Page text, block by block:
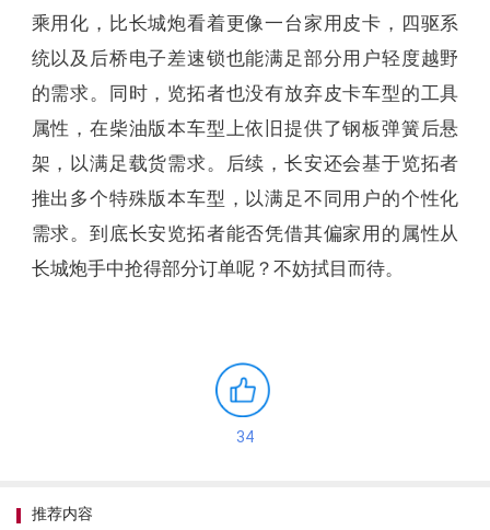
乘用化，比长城炮看着更像一台家用皮卡，四驱系
统以及后桥电子差速锁也能满足部分用户轻度越野
的需求。同时，览拓者也没有放弃皮卡车型的工具
属性，在柴油版本车型上依旧提供了钢板弹簧后悬
架，以满足载货需求。后续，长安还会基于览拓者
推出多个特殊版本车型，以满足不同用户的个性化
需求。到底长安览拓者能否凭借其偏家用的属性从
长城炮手中抢得部分订单呢？不妨拭目而待。
34
推荐内容